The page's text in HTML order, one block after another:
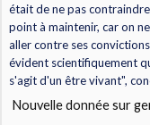
était de ne pas
point à maintenir, car on
aller contre ses
évident scientifiquement
s'agit d'un être vivant",
Nouvelle donnée sur